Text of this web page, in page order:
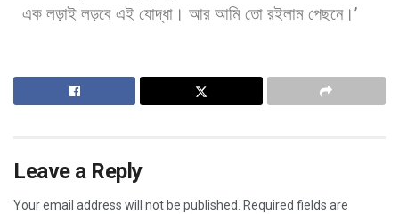
এক লড়াই লড়বে এই যোদ্ধা। আর আমি তো রইলাম পেছনে।’
Leave a Reply
Your email address will not be published.
Required fields are